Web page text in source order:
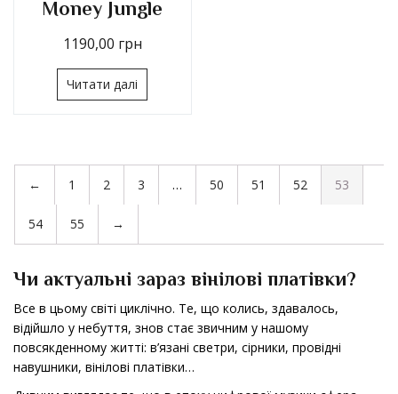
Money Jungle
1190,00 грн
Читати далі
← 1 2 3 … 50 51 52 53
54 55 →
Чи актуальні зараз вінілові платівки?
Все в цьому світі циклічно. Те, що колись, здавалось,
відійшло у небуття, знов стає звичним у нашому
повсякденному житті: в’язані светри, сірники, провідні
навушники, вінілові платівки…